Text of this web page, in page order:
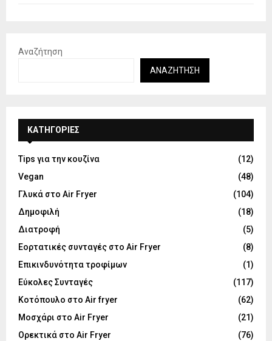
Αναζήτηση
ΑΝΑΖΉΤΗΣΗ
KΑΤΗΓΟΡΊΕΣ
Tips για την κουζίνα
(12)
Vegan
(48)
Γλυκά στο Air Fryer
(104)
Δημοφιλή
(18)
Διατροφή
(5)
Εορτατικές συνταγές στο Air Fryer
(8)
Επικινδυνότητα τροφίμων
(1)
Εύκολες Συνταγές
(117)
Κοτόπουλο στο Air fryer
(62)
Μοσχάρι στο Air Fryer
(21)
Ορεκτικά στο Air Fryer
(76)